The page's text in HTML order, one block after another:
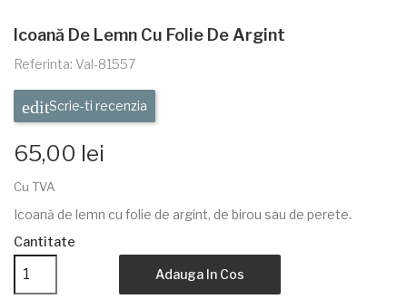
Icoană De Lemn Cu Folie De Argint
Referinta: Val-81557
Scrie-ti recenzia
65,00 lei
Cu TVA
Icoană de lemn cu folie de argint, de birou sau de perete.
Cantitate
Adauga In Cos